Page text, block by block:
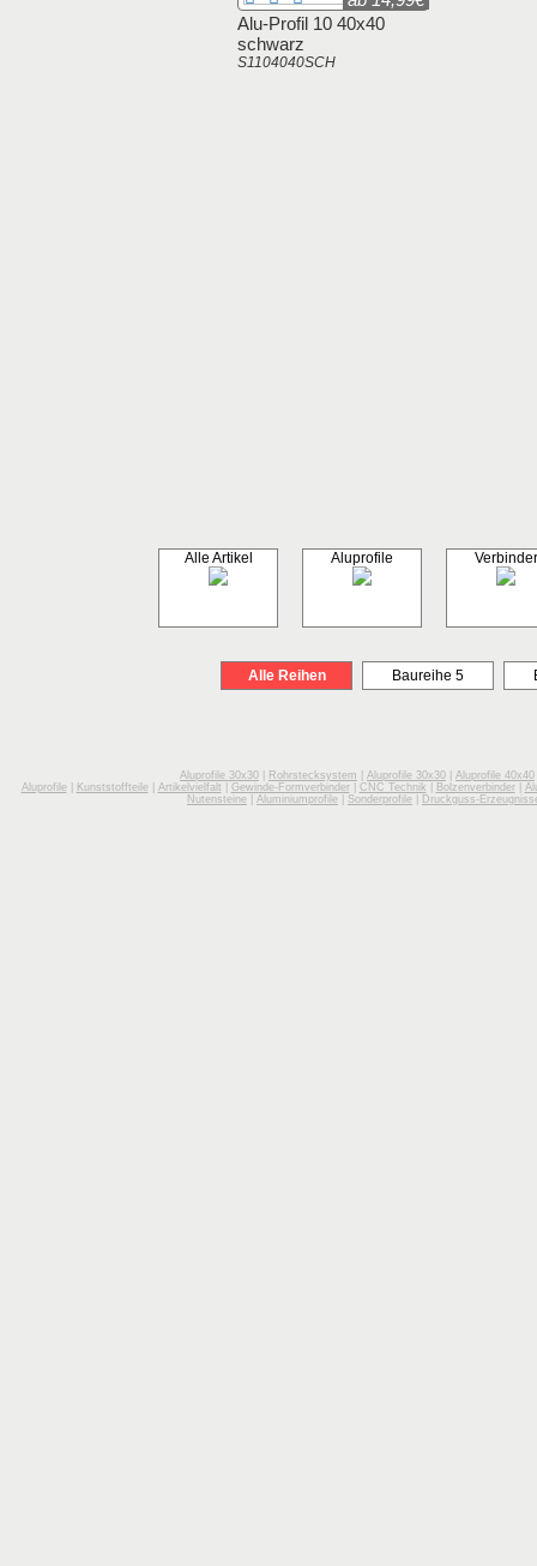
Alu-Profil 10 40x40
schwarz
S1104040SCH
Alle Artikel Aluprofile Verbinder
Alle Reihen Baureihe 5
Aluprofile 30x30 Rohrstecksystem Aluprofile 30x30 Aluprofile 40x40
Aluprofile| Kunststoffteile| Artikelvielfalt Gewinde-Formverbinder| CNC Technik Bolzenverbinder|
Nutensteine
Aluminiumprofile Sonderprofile Druckguss-